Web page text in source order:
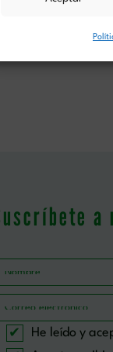
de fusil, lo
de un
beatificados el
a
He leído y
favor, deja este